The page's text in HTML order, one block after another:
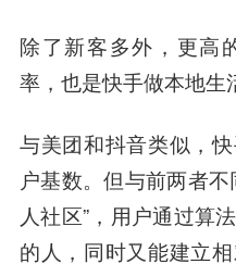
除了新客多外， 更高
率，也是快手做本地生
与美团和抖音类似，
户基数。但与前两者
人社区”，用户通过算
的人，同时又能建立